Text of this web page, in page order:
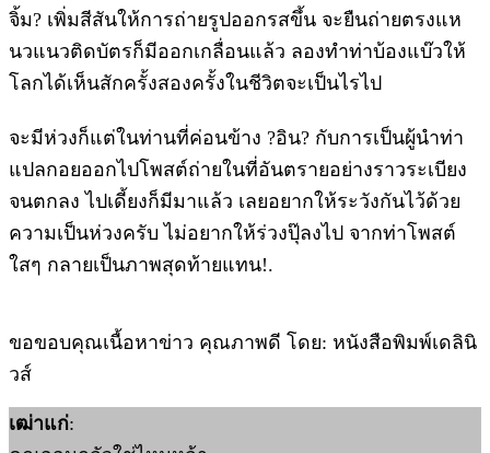
จิ้ม? เพิ่มสีสันให้การถ่ายรูปออกรสขึ้น จะยืนถ่ายตรงแห
นวแนวติดบัตรก็มีออกเกลื่อนแล้ว ลองทำท่าบ้องแบ๊วให้
โลกได้เห็นสักครั้งสองครั้งในชีวิตจะเป็นไรไป
จะมีห่วงก็แต่ในท่านที่ค่อนข้าง ?อิน? กับการเป็นผู้นำท่า
แปลกอยออกไปโพสต์ถ่ายในที่อันตรายอย่างราวระเบียง
จนตกลง ไปเดี้ยงก็มีมาแล้ว เลยอยากให้ระวังกันไว้ด้วย
ความเป็นห่วงครับ ไม่อยากให้ร่วงปุ๊ลงไป จากท่าโพสต์
ใสๆ กลายเป็นภาพสุดท้ายแทน!.
ขอขอบคุณเนื้อหาข่าว คุณภาพดี โดย: หนังสือพิมพ์เดลินิ
วส์
เฒ่าแก่: